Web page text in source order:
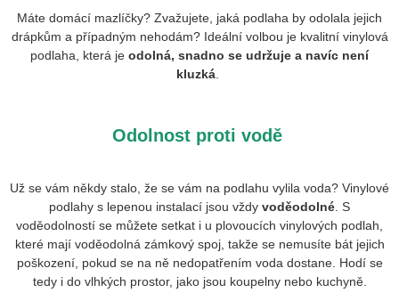
Máte domácí mazlíčky? Zvažujete, jaká podlaha by odolala jejich
drápkům a případným nehodám? Ideální volbou je kvalitní vinylová
podlaha, která je odolná, snadno se udržuje a navíc není
kluzká
Odolnost proti vodě
Už se vám někdy stalo, že se vám na podlahu vylila voda? Vinylové
podlahy s lepenou instalací jsou vždy voděodolné S
voděodolností se můžete setkat i u plovoucích vinylových podlah,
které mají voděodolná zámkový spoj, takže se nemusíte bát jejich
poškození, pokud se na ně nedopatřením voda dostane. Hodí se
tedy i do vlhkých prostor, jako jsou koupelny nebo kuchyně.